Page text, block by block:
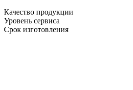
Качество продукции
Уровень сервиса
Срок изготовления